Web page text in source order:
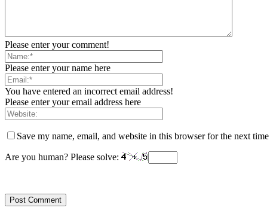
Please enter your comment!
Please enter your name here
You have entered an incorrect email address!
Please enter your email address here
Save my name, email, and website in this browser for the next
Are you human? Please solve: